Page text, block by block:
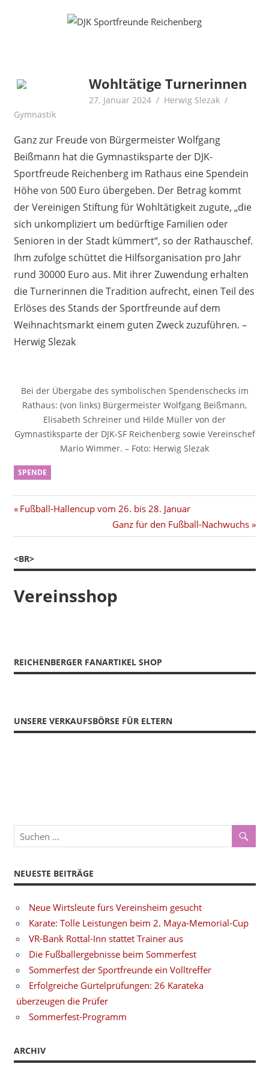
DJK
Reichenberg
Radfahren
Rollkunstlauf
Wohltätige Turnerinnen
27. Januar 2024
Herwig Slezak
Gymnastik
Ganz zur Freude von Bürgermeister Wolfgang
Beißmann hat die Gymnastiksparte der DJK-
Sportfreude Reichenberg im Rathaus eine Spendein
Höhe von 500 Euro übergeben. Der Betrag kommt
der Vereinigen Stiftung für Wohltätigkeit zugute, „die
sich unkompliziert um bedürftige Familien oder
Senioren in der Stadt kümmert“, so der Rathauschef.
Ihm zufolge schüttet die Hilfsorganisation pro Jahr
rund 30000 Euro aus. Mit ihrer Zuwendung erhalten
die Turnerinnen die Tradition aufrecht, einen Teil des
Erlöses des Stands der Sportfreunde auf dem
Weihnachtsmarkt einem guten Zweck zuzuführen. –
Herwig Slezak
Bei der Übergabe des symbolischen Spendenschecks im
Rathaus: (von links) Bürgermeister Wolfgang Beißmann,
Elisabeth Schreiner und Hilde Müller von der
Gymnastiksparte der DJK-SF Reichenberg sowie Vereinschef
Mario Wimmer. – Foto: Herwig Slezak
SPENDE
Beitragsnavigation
Vorheriger
Fußball-Hallencup vom 26. bis 28. Januar
Nächster
Beitrag:
Ganz für den Fußball-Nachwuchs
<BR>
Vereinsshop
REICHENBERGER FANARTIKEL SHOP
UNSERE VERKAUFSBÖRSE FÜR ELTERN
NEUESTE BEITRÄGE
Neue Wirtsleute fürs Vereinsheim gesucht
Karate: Tolle Leistungen beim 2. Maya-Memorial-Cup
VR-Bank Rottal-Inn stattet Trainer aus
Die Fußballergebnisse beim Sommerfest
Sommerfest der Sportfreunde ein Volltreffer
Erfolgreiche Gürtelprüfungen: 26 Karateka
überzeugen die Prüfer
Sommerfest-Programm
ARCHIV